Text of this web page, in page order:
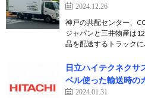
2024.12.26
神戸の共配センター、
ジャパンと三井物産は
品を配送するトラック
日立ハイテクネクサ
ベル使った輸送時の
2024.01.31